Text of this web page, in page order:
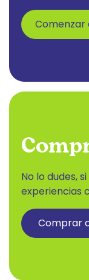
Comenzar
No lo dudes,
experiencias
Comprar